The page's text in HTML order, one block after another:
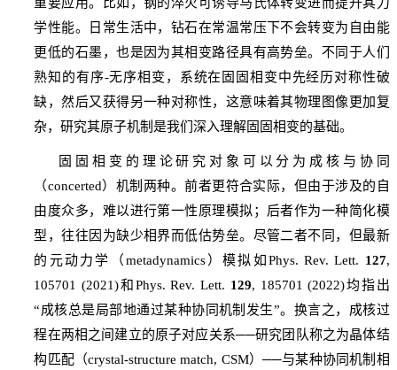
学性能。日常生活中，钻石在常温常压下不会转变为自由能
更低的石墨，也是因为其相变路径具有高势垒。不同于人们
熟知的有序-无序相变，系统在固固相变中先经历对称性破
缺，然后又获得另一种对称性，这意味着其物理图像更加复
杂，研究其原子机制是我们深入理解固固相变的基础。
固固相变的理论研究对象可以分为成核与协同
（concerted）机制两种。前者更符合实际，但由于涉及的自
由度众多，难以进行第一性原理模拟；后者作为一种简化模
型，往往因为缺少相界而低估势垒。尽管二者不同，但最新
的元动力学（metadynamics）模拟如Phys. Rev. Lett. 127,
105701 (2021)和Phys. Rev. Lett. 129, 185701 (2022)均指出
“成核总是局部地通过某种协同机制发生”。换言之，成核过
程在两相之间建立的原子对应关系──研究团队称之为晶体结
构匹配（crystal-structure match, CSM）──与某种协同机制相